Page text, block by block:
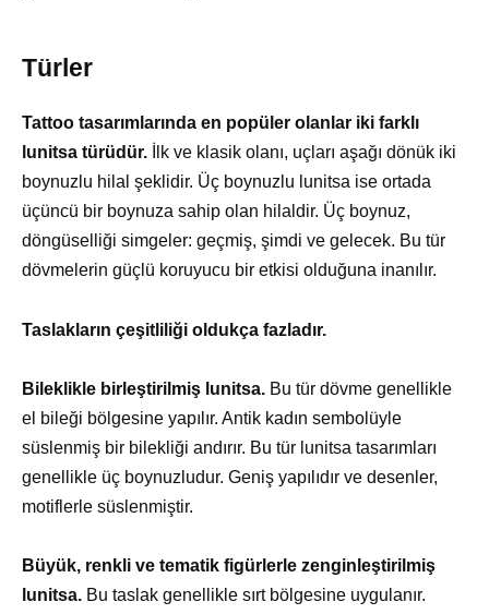
Türler
Tattoo tasarımlarında en popüler olanlar iki farklı
lunitsa türüdür. İlk ve klasik olanı, uçları aşağı dönük iki
boynuzlu hilal şeklidir. Üç boynuzlu lunitsa ise ortada
üçüncü bir boynuza sahip olan hilaldir. Üç boynuz,
döngüselliği simgeler: geçmiş, şimdi ve gelecek. Bu tür
dövmelerin güçlü koruyucu bir etkisi olduğuna inanılır.
Taslakların çeşitliliği oldukça fazladır.
Bileklikle birleştirilmiş lunitsa. Bu tür dövme genellikle
el bileği bölgesine yapılır. Antik kadın sembolüyle
süslenmiş bir bilekliği andırır. Bu tür lunitsa tasarımları
genellikle üç boynuzludur. Geniş yapılıdır ve desenler,
motiflerle süslenmiştir.
Büyük, renkli ve tematik figürlerle zenginleştirilmiş
lunitsa. Bu taslak genellikle sırt bölgesine uygulanır.